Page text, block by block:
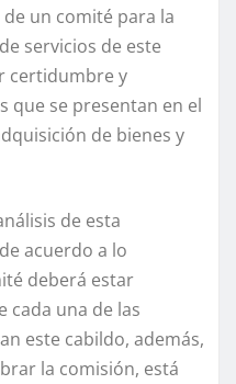
un comité para la
servicios de este
certidumbre y
que se presentan en el
de bienes y
de esta
acuerdo a lo
deberá estar
cada una de las
este cabildo, además,
la comisión, está